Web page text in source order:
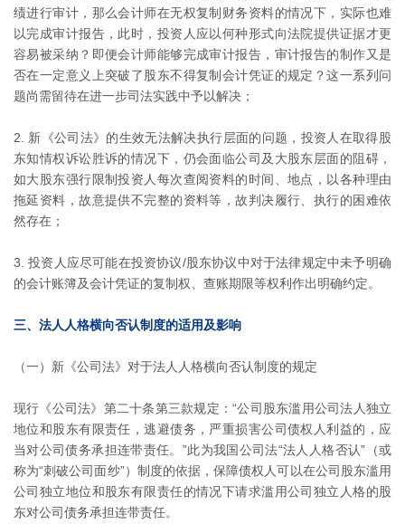
绩进行审计，那么会计师在无权复制财务资料的情况下，实际也难
以完成审计报告，此时，投资人应以何种形式向法院提供证据才更
容易被采纳？即便会计师能够完成审计报告，审计报告的制作又是
否在一定意义上突破了股东不得复制会计凭证的规定？这一系列问
题尚需留待在进一步司法实践中予以解决；
新《公司法》的生效无法解决执行层面的问题，投资人在取得股
东知情权诉讼胜诉的情况下，仍会面临公司及大股东层面的阻碍，
如大股东强行限制投资人每次查阅资料的时间、地点，以各种理由
拖延资料，故意提供不完整的资料等，故判决履行、执行的困难依
然存在；
投资人应尽可能在投资协议/股东协议中对于法律规定中未予明确
的会计账簿及会计凭证的复制权、查账期限等权利作出明确约定。
三、法人人格横向否认制度的适用及影响
（一）新《公司法》对于法人人格横向否认制度的规定
现行《公司法》第二十条第三款规定：“公司股东滥用公司法人独立
地位和股东有限责任，逃避债务，严重损害公司债权人利益的，应
当对公司债务承担连带责任。”此为我国公司法“法人人格否认”（或
称为“刺破公司面纱”）制度的依据，保障债权人可以在公司股东滥用
公司独立地位和股东有限责任的情况下请求滥用公司独立人格的股
东对公司债务承担连带责任。